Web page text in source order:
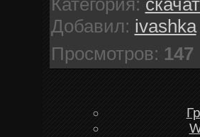
Категория:
Добавил: ivashka
Просмотров: 147